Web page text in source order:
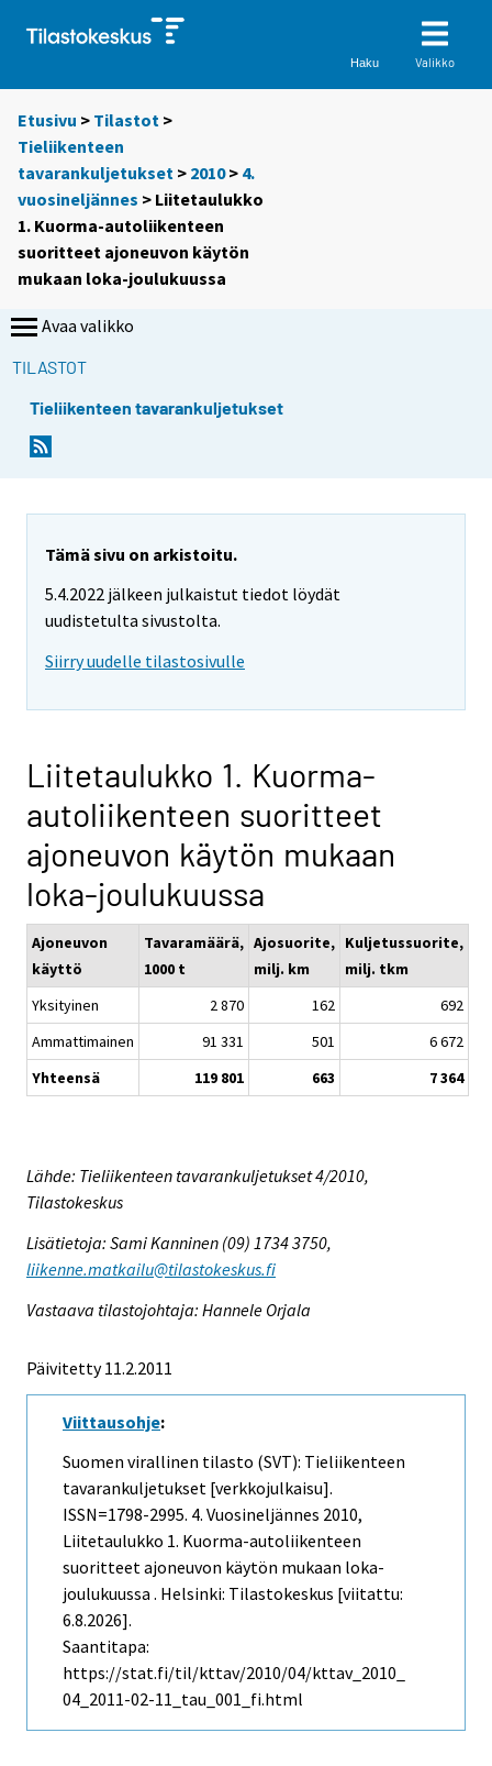
Haku Valikko
Etusivu > Tilastot >
Tieliikenteen
tavarankuljetukset > 2010> 4.
vuosineljännes > Liitetaulukko
1. Kuorma-autoliikenteen
suoritteet ajoneuvon käytön
mukaan loka-joulukuussa
Avaa valikko
TILASTOT
Tieliikenteen tavarankuljetukset
Tämä sivu on arkistoitu.
5.4.2022 jälkeen julkaistut tiedot löydät
uudistetulta sivustolta.
Siirry uudelle tilastosivulle
Liitetaulukko 1. Kuorma-
autoliikenteen suoritteet
ajoneuvon käytön mukaan
loka-joulukuussa
Ajoneuvon
käyttö
Tavaramäärä,
1000 t
Ajosuorite,
milj. km
Kuljetussuorite,
milj. tkm
Yksityinen
2 870 162
692
Ammattimainen
91 331 501
6 672
Yhteensä
119 801 663 7 364
Lähde: Tieliikenteen tavarankuljetukset 4/2010,
Tilastokeskus
Lisätietoja: Sami Kanninen (09) 1734 3750,
liikenne.matkailu@tilastokeskus.fi
Vastaava tilastojohtaja: Hannele Orjala
Päivitetty 11.2.2011
Viittausohje:
Suomen virallinen tilasto (SVT): Tieliikenteen
tavarankuljetukset [verkkojulkaisu].
ISSN=1798-2995. 4. Vuosineljännes 2010,
Liitetaulukko 1. Kuorma-autoliikenteen
suoritteet ajoneuvon käytön mukaan loka-
joulukuussa . Helsinki: Tilastokeskus [viitattu:
6.8.2026].
Saantitapa:
https://stat.fi/til/kttav/2010/04/kttav_2010_
04_2011-02-11_tau_001_fi.html